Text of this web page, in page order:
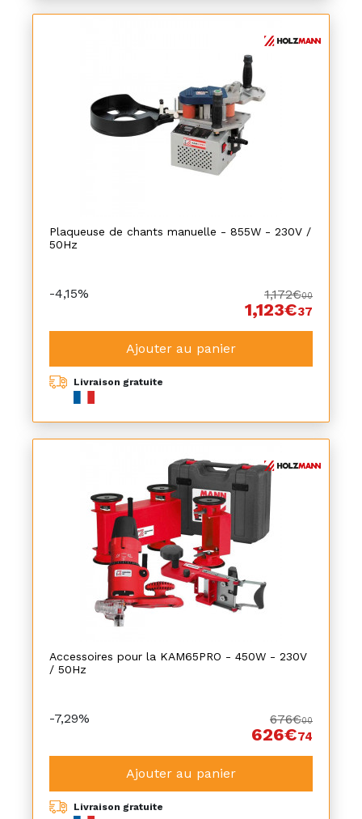
Plaqueuse de chants manuelle - 855W - 230V /
50Hz
-4,15% 1,172€00
1,123€37
Ajouter au panier
Livraison gratuite
Accessoires pour la KAM65PRO - 450W - 230V
/ 50Hz
-7,29% 676€00
626€74
Ajouter au panier
Livraison gratuite